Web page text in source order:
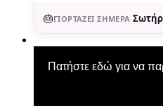
🎂ΓΙΟΡΤΆΖΕΙ ΣΉΜΕΡΑ
Πατήστε εδώ για να